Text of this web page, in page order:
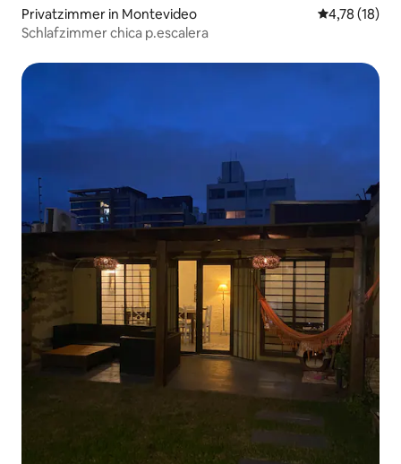
Privatzimmer in Montevideo
4,78 (18)
Schlafzimmer chica p.escalera